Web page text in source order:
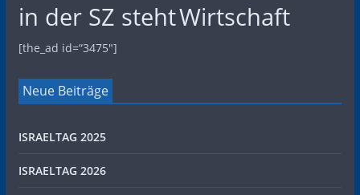
in der SZ stehtWirtschaft
[the_ad id=“3475″]
Neue Beiträge
ISRAELTAG 2025
ISRAELTAG 2026